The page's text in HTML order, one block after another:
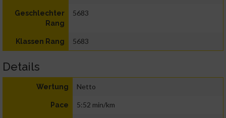
Geschlechter
Rang
5683
Klassen Rang 5683
Details
Wertung Netto
Pace 5:52 min/km